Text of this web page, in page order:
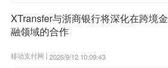
XTransfer与浙商银行将深化在跨境金
融领域的合作
移动支付网 | 2025/9/12 10:09:43